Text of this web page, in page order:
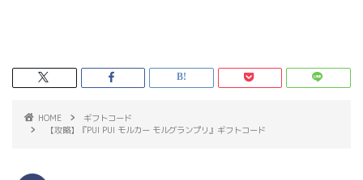
HOME
ギフトコード
【攻略】『PUI PUI モルカー モルグランプリ』ギフトコード